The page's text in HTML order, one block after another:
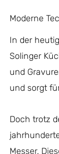
Moderne
In der
Solinger
und
und sorgt
Doch trotz
Messer.